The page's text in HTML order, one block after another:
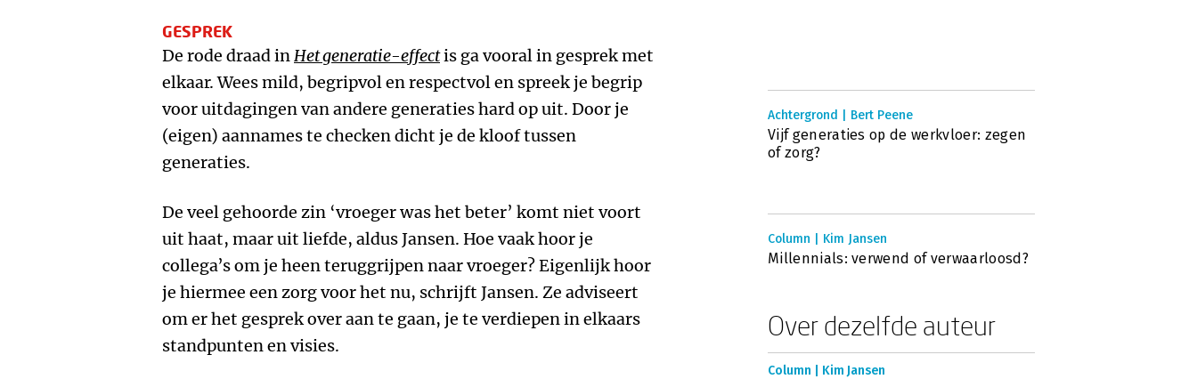
GESPREK
De rode draad inHet generatie-effectis ga vooral in gesprek met
elkaar. Wees mild, begripvol en respectvol en spreek je begrip
voor uitdagingen van andere generaties hard op uit. Door je
(eigen) aannames te checken dicht je de kloof tussen
generaties.
De veel gehoorde zin ‘vroeger was het beter’ komt niet voort
uit haat, maar uit liefde, aldus Jansen. Hoe vaak hoor je
collega’s om je heen teruggrijpen naar vroeger? Eigenlijk hoor
je hiermee een zorg voor het nu, schrijft Jansen. Ze adviseert
om er het gesprek over aan te gaan, je te verdiepen in elkaars
standpunten en visies.
Achtergrond | Bert Peene
Vijf generaties op de werkvloer: zegen
of zorg?
Column | Kim Jansen
Millennials: verwend of verwaarloosd?
Over dezelfde auteur
Column | Kim Jansen